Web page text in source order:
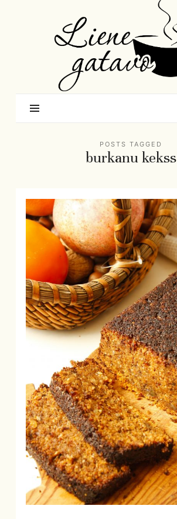
Gatavo
–
Mana
garšu
pasaule
POSTS TAGGED
burkanu kekss